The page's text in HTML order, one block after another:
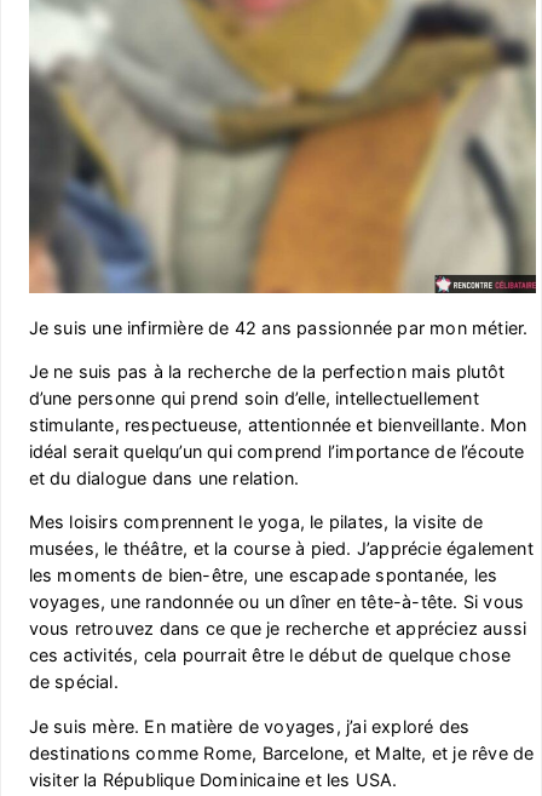
Je suis une infirmière de 42 ans passionnée par mon métier.
Je ne suis pas à la recherche de la perfection mais plutôt
d’une personne qui prend soin d’elle, intellectuellement
stimulante, respectueuse, attentionnée et bienveillante. Mon
idéal serait quelqu’un qui comprend l’importance de l’écoute
et du dialogue dans une relation.
Mes loisirs comprennent le yoga, le pilates, la visite de
musées, le théâtre, et la course à pied. J’apprécie également
les moments de bien-être, une escapade spontanée, les
voyages, une randonnée ou un dîner en tête-à-tête. Si vous
vous retrouvez dans ce que je recherche et appréciez aussi
ces activités, cela pourrait être le début de quelque chose
de spécial.
Je suis mère. En matière de voyages, j’ai exploré des
destinations comme Rome, Barcelone, et Malte, et je rêve de
visiter la République Dominicaine et les USA.